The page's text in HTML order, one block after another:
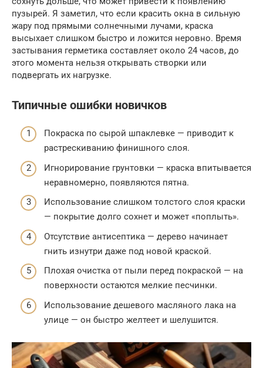
пузырей. Я заметил, что если красить окна в сильную
жару под прямыми солнечными лучами, краска
высыхает слишком быстро и ложится неровно. Время
застывания герметика составляет около 24 часов, до
этого момента нельзя открывать створки или
подвергать их нагрузке.
Типичные ошибки новичков
Покраска по сырой шпаклевке — приводит к
растрескиванию финишного слоя.
Игнорирование грунтовки — краска впитывается
неравномерно, появляются пятна.
Использование слишком толстого слоя краски
— покрытие долго сохнет и может «поплыть».
Отсутствие антисептика — дерево начинает
гнить изнутри даже под новой краской.
Плохая очистка от пыли перед покраской — на
поверхности остаются мелкие песчинки.
Использование дешевого масляного лака на
улице — он быстро желтеет и шелушится.